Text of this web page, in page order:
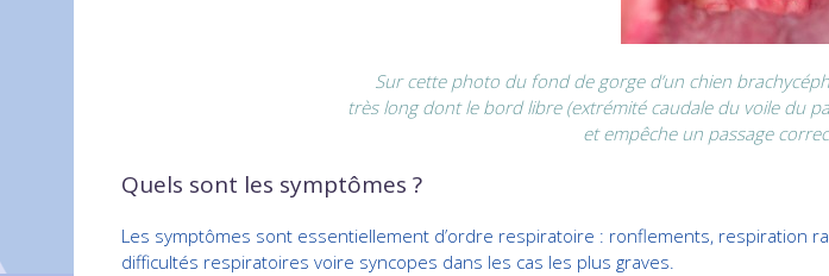
Sur cette photo du fond de gorge d’un chien
très long dont le bord libre (extrémité caudale du voile du
et empêche un passage
Quels sont les symptômes ?
Les symptômes sont essentiellement d’ordre respiratoire : ronflements, respiration
difficultés respiratoires voire syncopes dans les cas les plus graves.